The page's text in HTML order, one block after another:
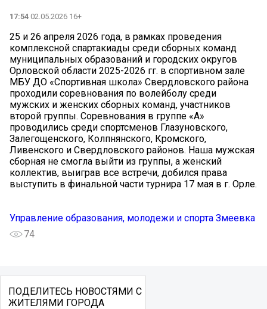
17:54 02.05.2026 16+
25 и 26 апреля 2026 года, в рамках проведения
комплексной спартакиады среди сборных команд
муниципальных образований и городских округов
Орловской области 2025-2026 гг. в спортивном зале
МБУ ДО «Спортивная школа» Свердловского района
проходили соревнования по волейболу среди
мужских и женских сборных команд, участников
второй группы. Соревнования в группе «А»
проводились среди спортсменов Глазуновского,
Залегощенского, Колпнянского, Кромского,
Ливенского и Свердловского районов. Наша мужская
сборная не смогла выйти из группы, а женский
коллектив, выиграв все встречи, добился права
выступить в финальной части турнира 17 мая в г. Орле.
Управление образования, молодежи и спорта Змеевка
74
ПОДЕЛИТЕСЬ НОВОСТЯМИ С
ЖИТЕЛЯМИ ГОРОДА